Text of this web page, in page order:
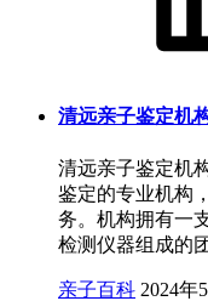
清远亲子鉴定机
清远亲子鉴定机
鉴定的专业机构
务。机构拥有一
检测仪器组成的
亲子百科 2024年